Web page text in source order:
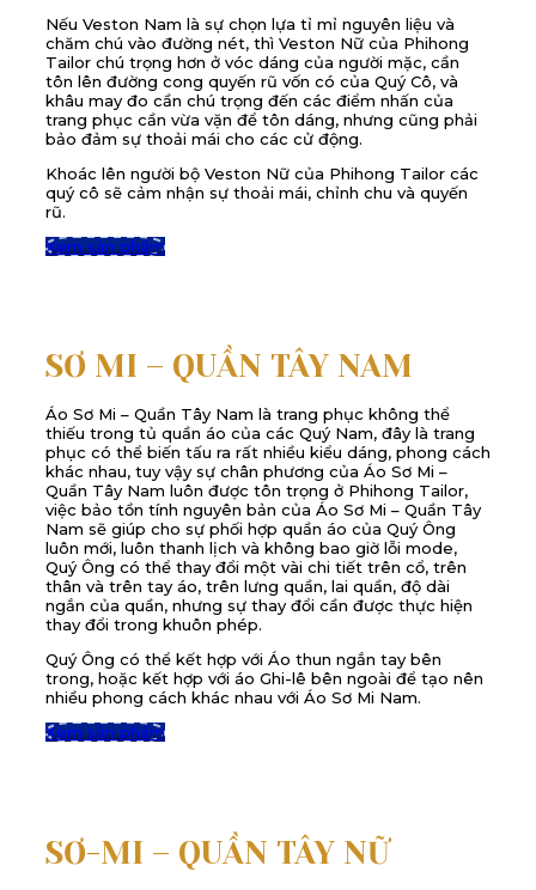
Nếu Veston Nam là sự chọn lựa tỉ mỉ nguyên liệu và
chăm chú vào đường nét, thì Veston Nữ của Phihong
Tailor chú trọng hơn ở vóc dáng của người mặc, cần
tôn lên đường cong quyến rũ vốn có của Quý Cô, và
khâu may đo cần chú trọng đến các điểm nhấn của
trang phục cần vừa vặn để tôn dáng, nhưng cũng phải
bảo đảm sự thoải mái cho các cử động.
Khoác lên người bộ Veston Nữ của Phihong Tailor các
quý cô sẽ cảm nhận sự thoải mái, chỉnh chu và quyến
rũ.
Xem sản phẩm
SƠ MI – QUẦN TÂY NAM
Áo Sơ Mi – Quần Tây Nam là trang phục không thể
thiếu trong tủ quần áo của các Quý Nam, đây là trang
phục có thể biến tấu ra rất nhiều kiểu dáng, phong cách
khác nhau, tuy vậy sự chân phương của Áo Sơ Mi –
Quần Tây Nam luôn được tôn trọng ở Phihong Tailor,
việc bảo tồn tính nguyên bản của Áo Sơ Mi – Quần Tây
Nam sẽ giúp cho sự phối hợp quần áo của Quý Ông
luôn mới, luôn thanh lịch và không bao giờ lỗi mode,
Quý Ông có thể thay đổi một vài chi tiết trên cổ, trên
thân và trên tay áo, trên lưng quần, lai quần, độ dài
ngắn của quần, nhưng sự thay đổi cần được thực hiện
thay đổi trong khuôn phép.
Quý Ông có thể kết hợp với Áo thun ngắn tay bên
trong, hoặc kết hợp với áo Ghi-lê bên ngoài để tạo nên
nhiều phong cách khác nhau với Áo Sơ Mi Nam.
Xem sản phẩm
SƠ-MI – QUẦN TÂY NỮ